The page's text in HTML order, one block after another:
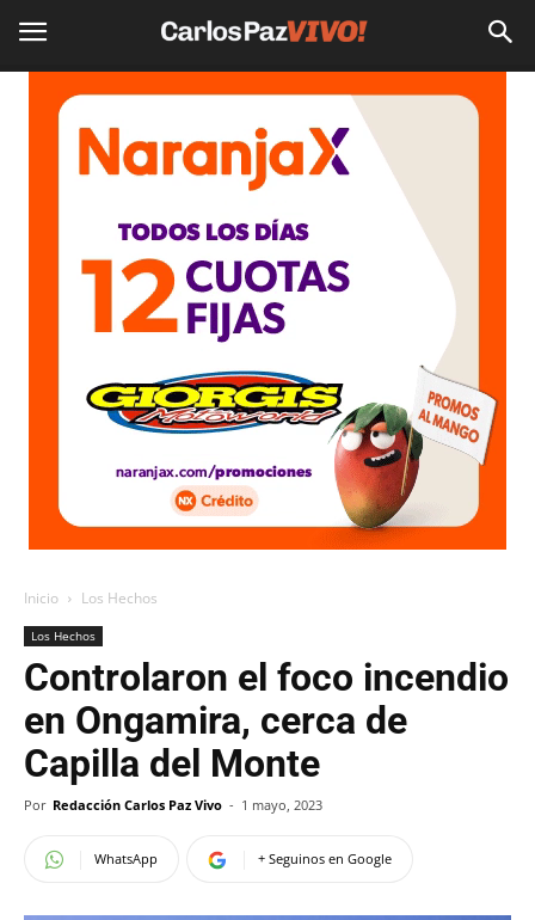
Inicio Los Hechos
Los Hechos
Controlaron el foco incendio
en Ongamira, cerca de
Capilla del Monte
Por Redacción Carlos Paz Vivo - 1 mayo, 2023
WhatsApp + Seguinos en Google